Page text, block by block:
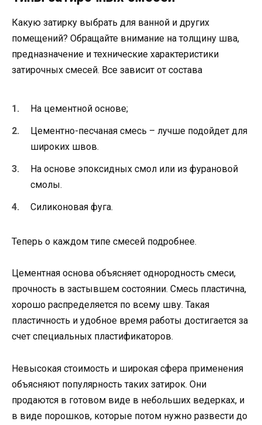
Какую затирку выбрать для ванной и других
помещений? Обращайте внимание на толщину шва,
предназначение и технические характеристики
затирочных смесей. Все зависит от состава
На цементной основе;
Цементно-песчаная смесь – лучше подойдет для
широких швов.
На основе эпоксидных смол или из фурановой
смолы.
Силиконовая фуга.
Теперь о каждом типе смесей подробнее.
Цементная основа объясняет однородность смеси,
прочность в застывшем состоянии. Смесь пластична,
хорошо распределяется по всему шву. Такая
пластичность и удобное время работы достигается за
счет специальных пластификаторов.
Невысокая стоимость и широкая сфера применения
объясняют популярность таких затирок. Они
продаются в готовом виде в небольших ведерках, и
в виде порошков, которые потом нужно развести до